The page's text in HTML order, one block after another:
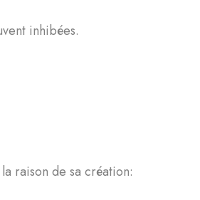
inhibées.
raison de sa création: